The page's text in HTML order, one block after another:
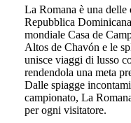
La Romana è una
Repubblica
mondiale Casa de
Altos de Chavón e le
unisce viaggi di lusso
rendendola una meta
Dalle spiagge
campionato, La
per ogni visitatore.